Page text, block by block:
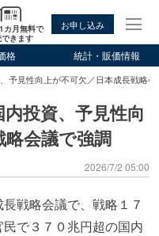
カ月無料で
きます
お申し込み
格 統計・販価情報
予見性向上が不可欠／日本成長戦略
投資、予見性向
会議で強調
2026/7/2 05:00
戦略会議で、戦略１７
で３７０兆円超の国内